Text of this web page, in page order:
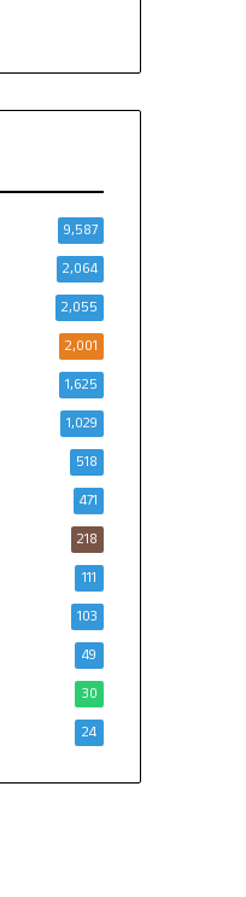
9,587
2,064
2,055
2,001
1,625
1,029
518
471
218
111
103
49
30
24